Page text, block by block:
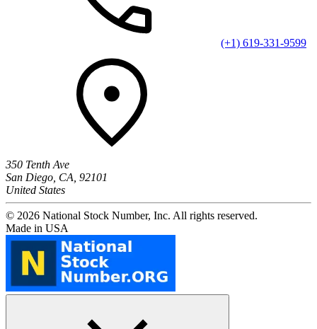
(+1) 619-331-9599
350 Tenth Ave
San Diego, CA, 92101
United States
© 2026 National Stock Number, Inc. All rights reserved.
Made in USA